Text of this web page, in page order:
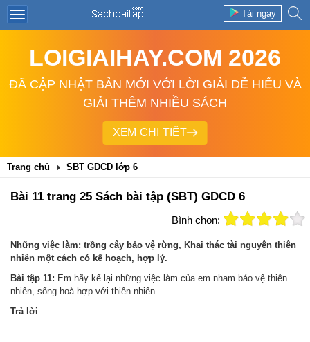
Tải ngay
LOIGIAIHAY.COM 2026
ĐÃ CẬP NHẬT BẢN MỚI VỚI LỜI GIẢI DỄ HIỂU VÀ
GIẢI THÊM NHIỀU SÁCH
XEM CHI TIẾT
Trang chủ SBT GDCD lớp 6
Bài 11 trang 25 Sách bài tập (SBT) GDCD 6
Bình chọn:
Những việc làm: trồng cây bảo vệ rừng, Khai thác tài nguyên thiên
nhiên một cách có kế hoạch, hợp lý.
Bài tập 11: Em hãy kế lại những việc làm của em nham báo vệ thiên
nhiên, sống hoà hợp với thiên nhiên.
Trảlời